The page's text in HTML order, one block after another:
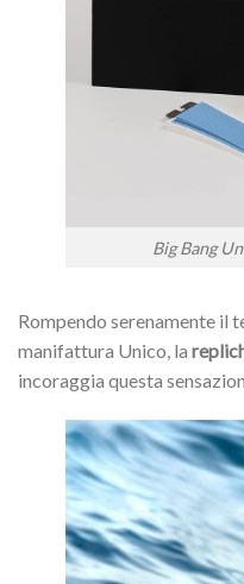
Big Bang
Rompendo serenamente il
manifattura Unico, la
incoraggia questa